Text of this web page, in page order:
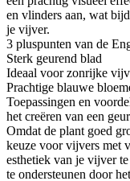
en vlinders aan, wat
je vijver.
3 pluspunten van de
Sterk geurend blad
Ideaal voor zonrijke
Prachtige blauwe
Toepassingen en
het creëren van een
Omdat de plant goed
keuze voor vijvers met
esthetiek van je vijver
te ondersteunen door